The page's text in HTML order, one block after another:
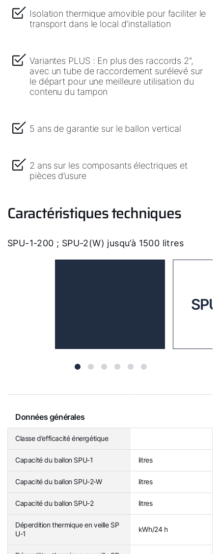
Isolation thermique amovible pour faciliter le
transport dans le local d'installation
Variantes PLUS : En plus des raccords 2“,
avec un tube de raccordement surélevé sur
le départ pour une meilleure utilisation du
contenu du tampon
5 ans de garantie sur le ballon vertical
2 ans sur les composants électriques et
pièces d’usure
Caractéristiques techniques
SPU-1-200 ; SPU-2(W) jusqu’à 1500 litres
Données générales
Classe d’efficacité énergétique
Capacité du ballon SPU-1 litres
Capacité du ballon SPU-2-W litres
Capacité du ballon SPU-2 litres
Déperdition thermique en veille SP
U-1
kWh/24 h